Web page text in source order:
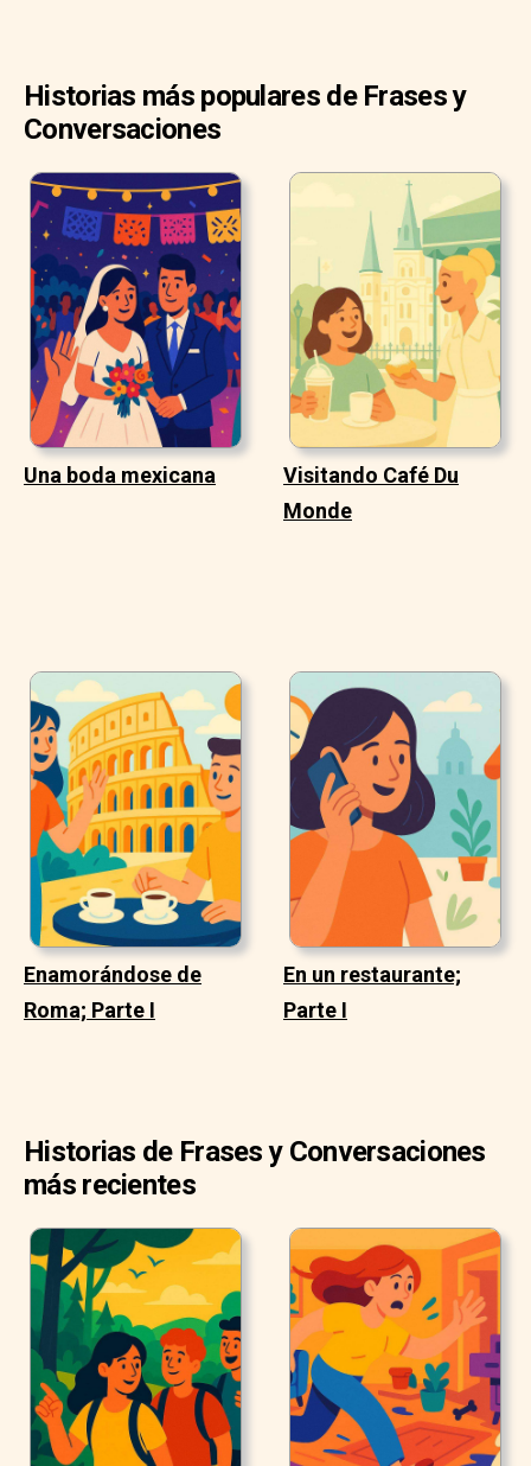
Historias más populares de Frases y
Conversaciones
Una boda mexicana
Visitando Café Du
Monde
Enamorándose de
Roma; Parte I
En un restaurante;
Parte I
Historias de Frases y Conversaciones
más recientes